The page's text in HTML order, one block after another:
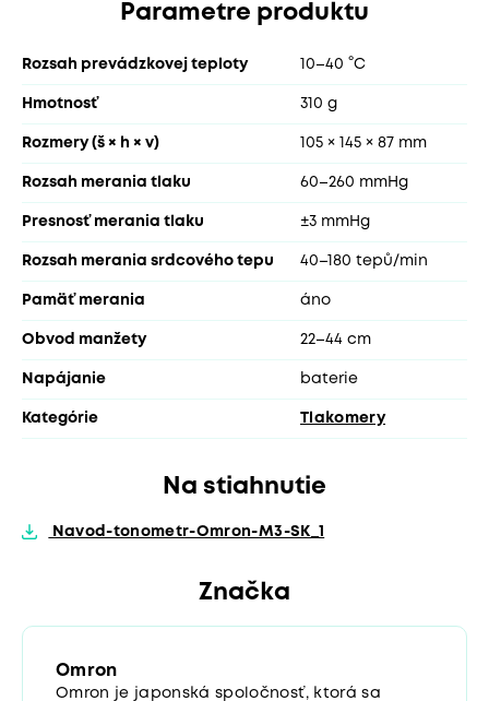
Parametre produktu
Rozsah prevádzkovej teploty 10–40 °C
Hmotnosť 310 g
Rozmery (š × h × v) 105 × 145 × 87 mm
Rozsah merania tlaku 60–260 mmHg
Presnosť merania tlaku ±3 mmHg
Rozsah merania srdcového tepu 40–180 tepů/min
Pamäť merania áno
Obvod manžety 22–44 cm
Napájanie baterie
Kategórie Tlakomery
Na stiahnutie
Navod-tonometr-Omron-M3-SK_1
Značka
Omron
Omron je japonská spoločnosť, ktorá sa